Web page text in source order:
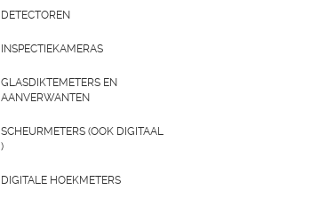
DETECTOREN
INSPECTIEKAMERAS
GLASDIKTEMETERS EN
AANVERWANTEN
SCHEURMETERS (OOK DIGITAAL
)
DIGITALE HOEKMETERS